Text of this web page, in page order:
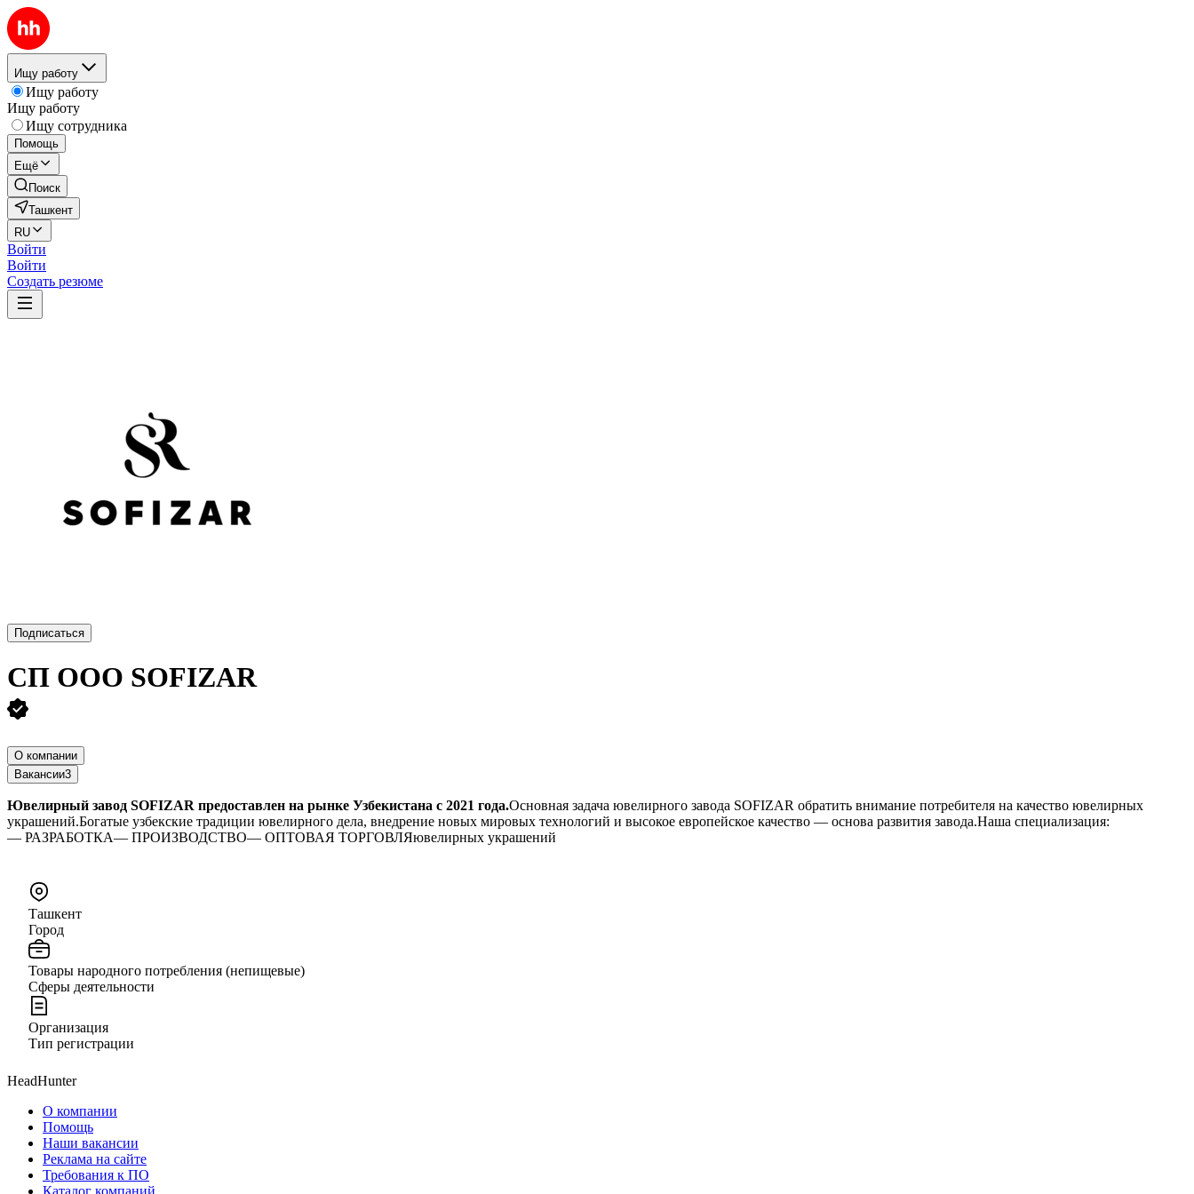
Ищу работу
Ищу работу
Ищу работу
Ищу сотрудника
Помощь
Ещё
Поиск
Ташкент
RU
Войти
Войти
Создать резюме
Подписаться
СП ООО SOFIZAR
О компании
Вакансии3
Ювелирный завод SOFIZAR предоставлен на рынке Узбекистана с 2021 года.Основная задача ювелирного завода SOFIZAR обратить внимание потребителя на качество ювелирных
украшений.Богатые узбекские традиции ювелирного дела, внедрение новых мировых технологий и высокое европейское качество — основа развития завода.Наша специализация:
— РАЗРАБОТКА— ПРОИЗВОДСТВО— ОПТОВАЯ ТОРГОВЛЯювелирных украшений
Ташкент
Город
Товары народного потребления (непищевые)
Сферы деятельности
Организация
Тип регистрации
HeadHunter
О компании
Помощь
Наши вакансии
Реклама на сайте
Требования к ПО
Каталог компаний